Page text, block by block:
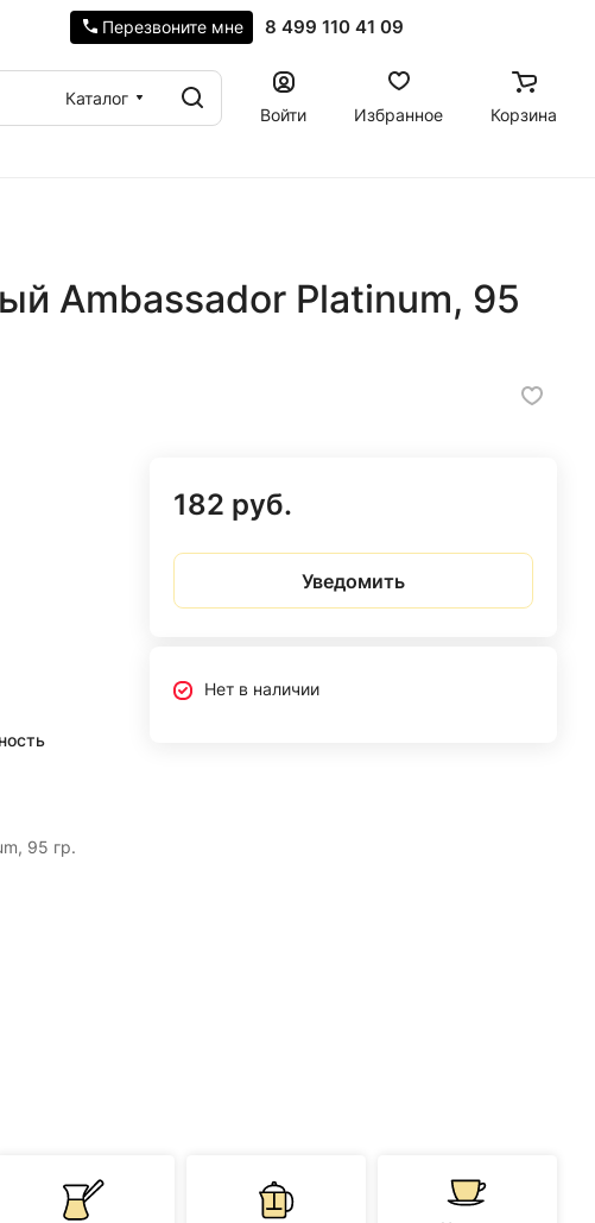
8 499 110 41 09
Перезвоните мне
Каталог
Войти
Избранное Корзина
Ambassador Platinum, 95
95 гр.
182 руб.
Уведомить
Нет в наличии